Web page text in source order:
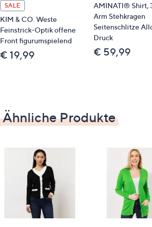
hüftbedeckende Länge
Material
40 % Viskose, 30 %
Maschinenwäsche
Gut zu wissen
LENZING™ ECOVERO™ Fasern
Weichheit und fließenden Fall.
Nachhaltigkeit
LENZING™ ECOVERO™
SALE
KIM & CO. Weste
Feinstrick-Optik offene
Front figurumspielend
€ 19,99
AMINATI® Shirt,
Arm Stehkragen
Seitenschlitze
Druck
€ 59,99
Ähnliche Produkte